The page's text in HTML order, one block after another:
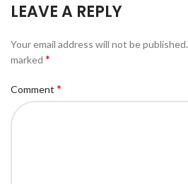
LEAVE A REPLY
Your email address will not be published.
marked *
Comment *